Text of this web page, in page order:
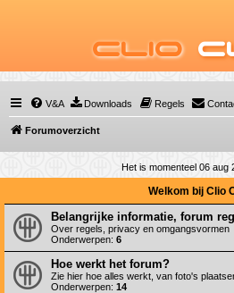
Clio
V&A Downloads Regels
Forumoverzicht
Het is momenteel 06 aug
Welkom bij Clio
Belangrijke informatie, forum
Over regels, privacy en omgangsvormen
Onderwerpen: 6
Hoe werkt het forum?
Zie hier hoe alles werkt, van foto's
Onderwerpen: 14